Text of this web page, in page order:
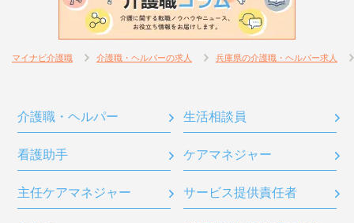
マイナビ介護職 介護職・ヘルパーの求人 兵庫県の介護職・ヘルパー求人
介護職・ヘルパー 生活相談員
看護助手 ケアマネジャー
主任ケアマネジャー サービス提供責任者